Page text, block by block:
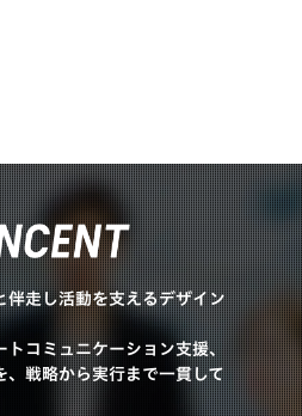
伴走し活動を支えるデザイン
トコミュニケーション支援、
、戦略から実行まで一貫して